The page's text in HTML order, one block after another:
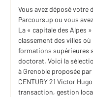
Vous avez déposé votre
Parcoursup ou vous
La « capitale des Alpes
classement des villes
formations supérieures
doctorat. Voici la
à Grenoble proposée
CENTURY 21 Victor
transaction, gestion